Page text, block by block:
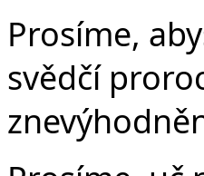
Prosíme,
svědčí